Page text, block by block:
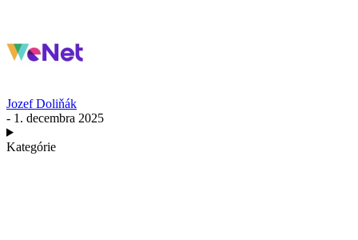
Jozef Doliňák
- 1. decembra 2025
Kategórie